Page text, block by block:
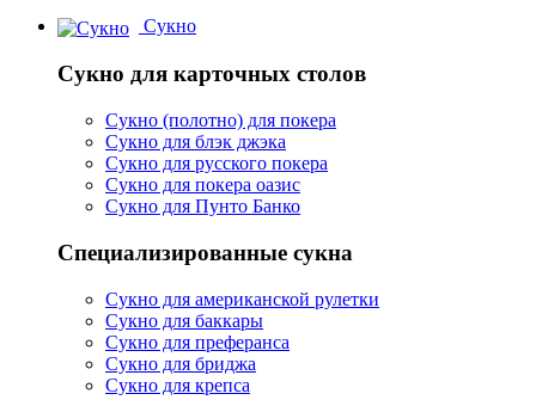
Сукно
Сукно для карточных столов
Сукно (полотно) для покера
Сукно для блэк джэка
Сукно для русского покера
Сукно для покера оазис
Сукно для Пунто Банко
Специализированные сукна
Сукно для американской рулетки
Сукно для баккары
Сукно для преферанса
Сукно для бриджа
Сукно для крепса